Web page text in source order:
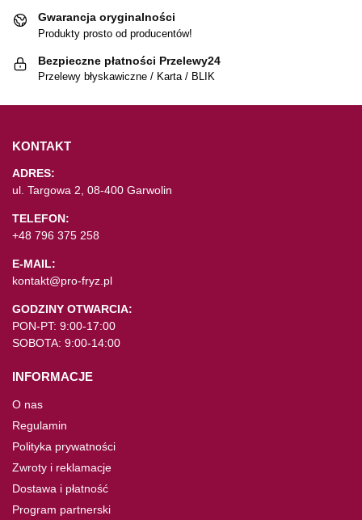
Gwarancja oryginalności
Produkty prosto od producentów!
Bezpieczne płatności Przelewy24
Przelewy błyskawiczne / Karta / BLIK
KONTAKT
ADRES:
ul. Targowa 2, 08-400 Garwolin
TELEFON:
+48 796 375 258
E-MAIL:
kontakt@pro-fryz.pl
GODZINY OTWARCIA:
PON-PT: 9:00-17:00
SOBOTA: 9:00-14:00
INFORMACJE
O nas
Regulamin
Polityka prywatności
Zwroty i reklamacje
Dostawa i płatność
Program partnerski